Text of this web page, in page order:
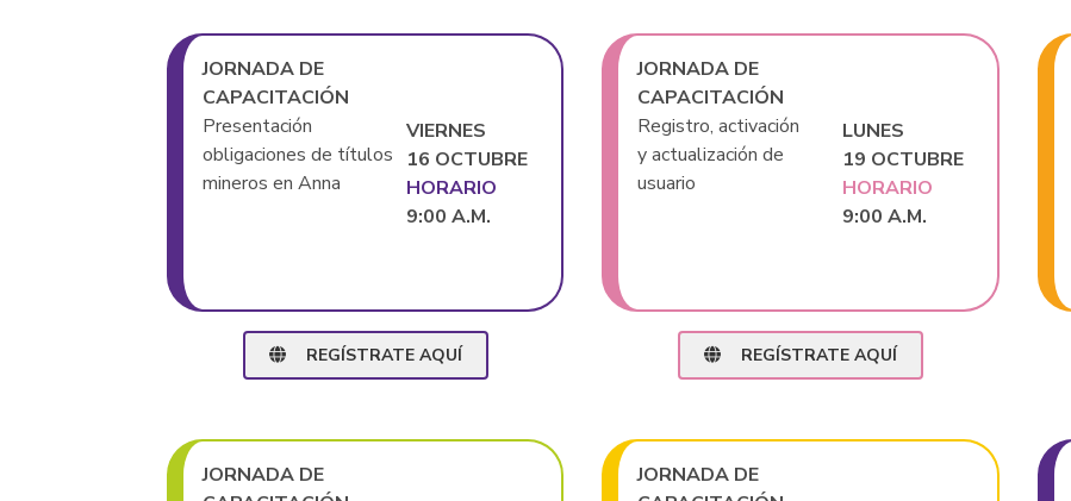
JORNADA DE
CAPACITACIÓN
Presentación
obligaciones de títulos
mineros en Anna
VIERNES
16 OCTUBRE
HORARIO
9:00 A.M.
REGÍSTRATE AQUÍ
JORNADA DE
CAPACITACIÓN
Registro, activación
y actualización de
usuario
LUNES
19 OCTUBRE
HORARIO
9:00 A.M.
REGÍSTRATE AQUÍ
JORNADA DE
JORNADA DE